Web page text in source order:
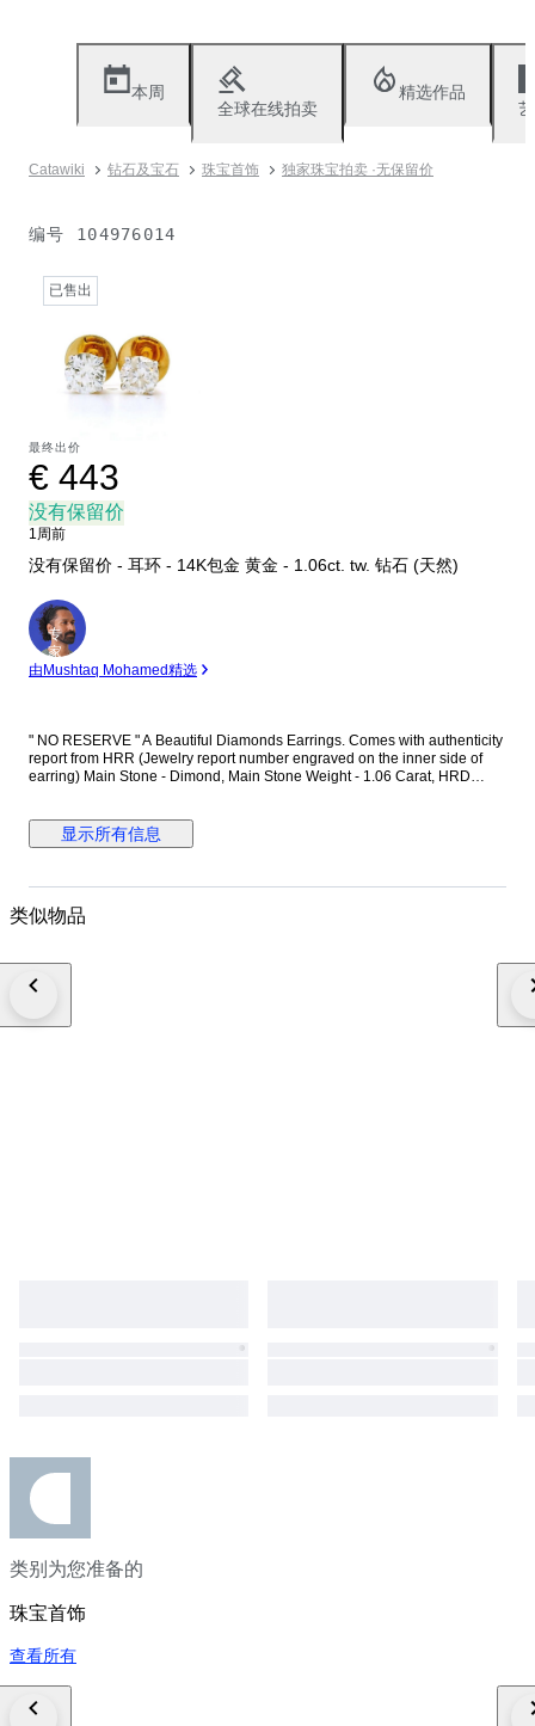
本周
全球在线拍卖
精选作品
Catawiki 钻石及宝石 珠宝首饰 独家珠宝拍卖 ·无保留价
编号 104976014
已售出
最终出价
€ 443
没有保留价
1周前
没有保留价 - 耳环 - 14K包金 黄金 - 1.06ct. tw. 钻石 (天然)
专
家
由Mushtaq Mohamed精选
" NO RESERVE " A Beautiful Diamonds Earrings. Comes with authenticity
report from HRR (Jewelry report number engraved on the inner side of
earring) Main Stone - Dimond, Main Stone Weight - 1.06 Carat, HRD
显示所有信息
类似物品
类别为您准备的
珠宝首饰
查看所有